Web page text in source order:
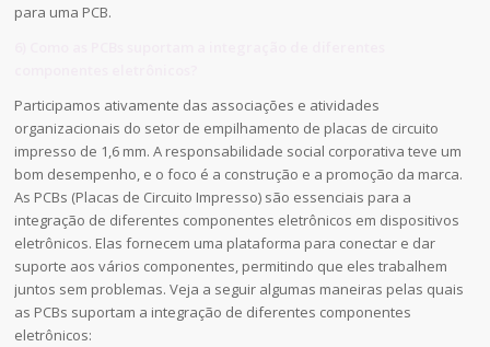
para uma PCB.
Participamos ativamente das associações e atividades
organizacionais do setor de empilhamento de placas de circuito
impresso de 1,6 mm. A responsabilidade social corporativa teve um
bom desempenho, e o foco é a construção e a promoção da marca.
As PCBs (Placas de Circuito Impresso) são essenciais para a
integração de diferentes componentes eletrônicos em dispositivos
eletrônicos. Elas fornecem uma plataforma para conectar e dar
suporte aos vários componentes, permitindo que eles trabalhem
juntos sem problemas. Veja a seguir algumas maneiras pelas quais
as PCBs suportam a integração de diferentes componentes
eletrônicos: